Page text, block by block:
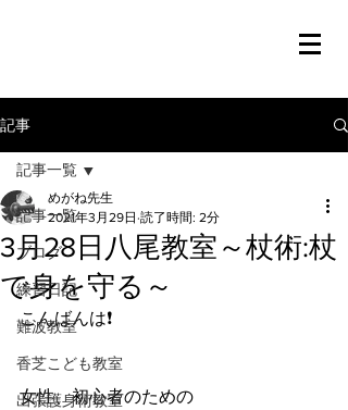
記事
記事一覧
ブログ
練習日記
難波教室
香芝こども教室
出張護身術教室
記事一覧
3月28日八尾教室～杖術:杖
で身を守る～
めがね先生
2021年3月29日 読了時間: 2分
こんばんは❗️
女性、初心者のための